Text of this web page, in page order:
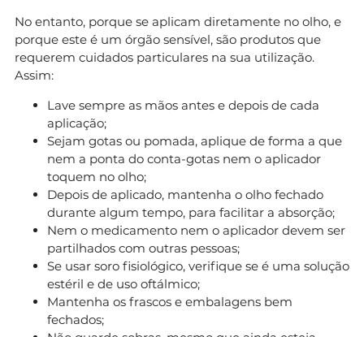
No entanto, porque se aplicam diretamente no olho, e
porque este é um órgão sensível, são produtos que
requerem cuidados particulares na sua utilização.
Assim:
Lave sempre as mãos antes e depois de cada
aplicação;
Sejam gotas ou pomada, aplique de forma a que
nem a ponta do conta-gotas nem o aplicador
toquem no olho;
Depois de aplicado, mantenha o olho fechado
durante algum tempo, para facilitar a absorção;
Nem o medicamento nem o aplicador devem ser
partilhados com outras pessoas;
Se usar soro fisiológico, verifique se é uma solução
estéril e de uso oftálmico;
Mantenha os frascos e embalagens bem
fechados;